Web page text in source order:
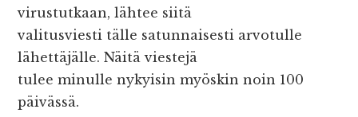
virustutkaan, lähtee siitä
valitusviesti tälle satunnaisesti arvotulle
lähettäjälle. Näitä viestejä
tulee minulle nykyisin myöskin noin 100
päivässä.